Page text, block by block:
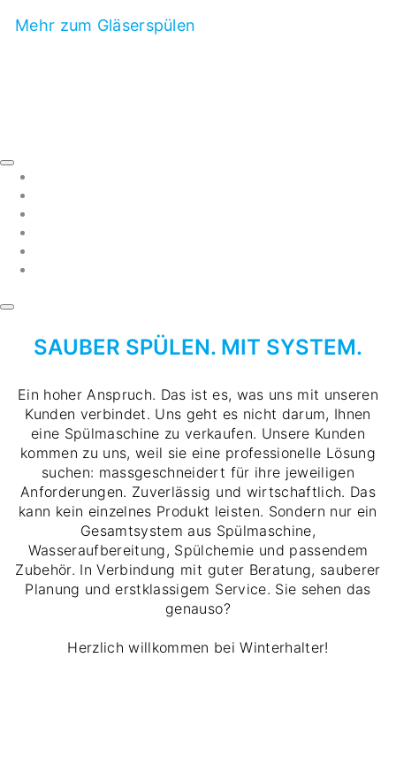
Mehr zum Gläserspülen
SAUBER SPÜLEN. MIT SYSTEM.
Ein hoher Anspruch. Das ist es, was uns mit unseren
Kunden verbindet. Uns geht es nicht darum, Ihnen
eine Spülmaschine zu verkaufen. Unsere Kunden
kommen zu uns, weil sie eine professionelle Lösung
suchen: massgeschneidert für ihre jeweiligen
Anforderungen. Zuverlässig und wirtschaftlich. Das
kann kein einzelnes Produkt leisten. Sondern nur ein
Gesamtsystem aus Spülmaschine,
Wasseraufbereitung, Spülchemie und passendem
Zubehör. In Verbindung mit guter Beratung, sauberer
Planung und erstklassigem Service. Sie sehen das
genauso?
Herzlich willkommen bei Winterhalter!